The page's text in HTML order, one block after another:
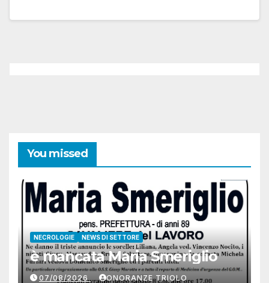
You missed
NECROLOGIE NEWS DI SETTORE
è mancata Maria Smeriglio
07/08/2026 ONORANZE TRIOLO